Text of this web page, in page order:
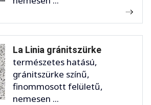
La Linia gránitszürke
természetes hatású,
gránitszürke színű,
finommosott felületű,
nemesen ...